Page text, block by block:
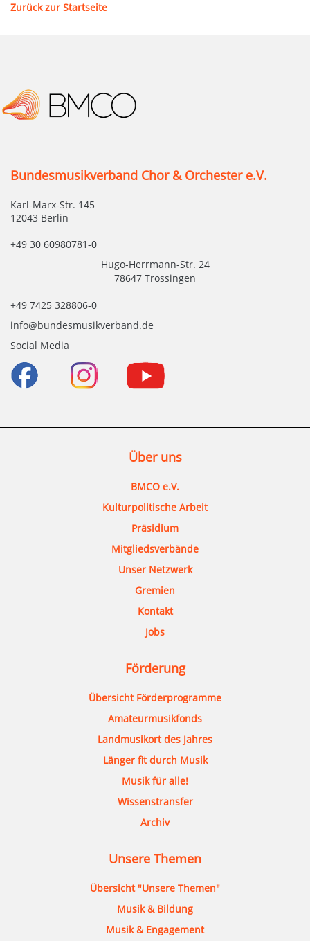
Zurück zur Startseite
Bundesmusikverband Chor & Orchester e.V.
Karl-Marx-Str. 145
12043 Berlin
+49 30 60980781-0
Hugo-Herrmann-Str. 24
78647 Trossingen
+49 7425 328806-0
info@bundesmusikverband.de
Social Media
Über uns
BMCO e.V.
Kulturpolitische Arbeit
Präsidium
Mitgliedsverbände
Unser Netzwerk
Gremien
Kontakt
Jobs
Förderung
Übersicht Förderprogramme
Amateurmusikfonds
Landmusikort des Jahres
Länger fit durch Musik
Musik für alle!
Wissenstransfer
Archiv
Unsere Themen
Übersicht "Unsere Themen"
Musik & Bildung
Musik & Engagement